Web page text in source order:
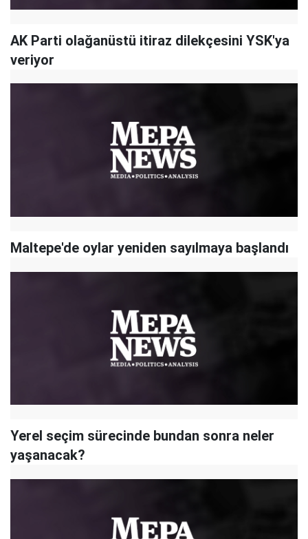
AK Parti olağanüstü itiraz dilekçesini YSK'ya
veriyor
Maltepe'de oylar yeniden sayılmaya başlandı
Yerel seçim sürecinde bundan sonra neler
yaşanacak?